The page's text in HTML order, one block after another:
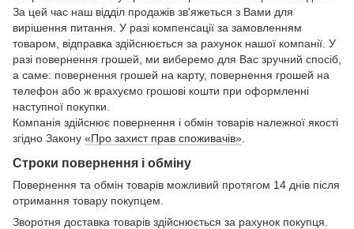
За цей час наш відділ продажів зв'яжеться з Вами для
вирішення питання. У разі компенсації за замовленням
товаром, відправка здійснюється за рахунок нашої компанії. У
разі повернення грошей, ми виберемо для Вас зручний спосіб,
а саме: повернення грошей на карту, повернення грошей на
телефон або ж врахуємо грошові кошти при оформленні
наступної покупки.
Компанія здійснює повернення і обмін товарів належної якості
згідно Закону «Про захист прав споживачів»
Строки повернення і обміну
Повернення та обмін товарів можливий протягом 14 днів після
отримання товару покупцем.
Зворотня доставка товарів здійснюється за рахунок покупця.